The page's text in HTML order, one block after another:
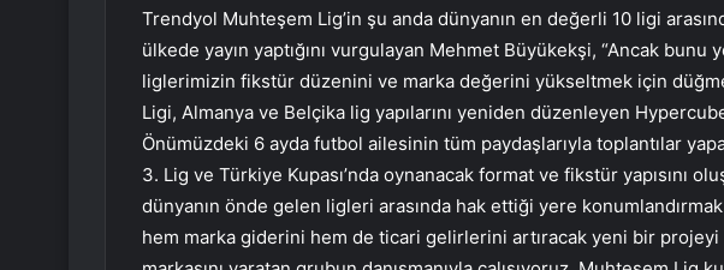
Trendyol Muhteşem Lig’in şu anda dünyanın en değerli 10 ligi
ülkede yayın yaptığını vurgulayan Mehmet Büyükekşi, “Ancak
liglerimizin fikstür düzenini ve marka değerini yükseltmek için
Ligi, Almanya ve Belçika lig yapılarını yeniden düzenleyen
Önümüzdeki 6 ayda futbol ailesinin tüm paydaşlarıyla toplantılar
3. Lig ve Türkiye Kupası’nda oynanacak format ve fikstür yapısını
dünyanın önde gelen ligleri arasında hak ettiği yere
hem marka giderini hem de ticari gelirlerini artıracak yeni bir